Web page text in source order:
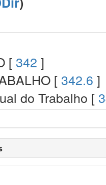
[ 342 ]
[ 342.6 ]
do Trabalho [